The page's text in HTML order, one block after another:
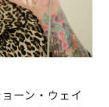
ーン・ウェイ